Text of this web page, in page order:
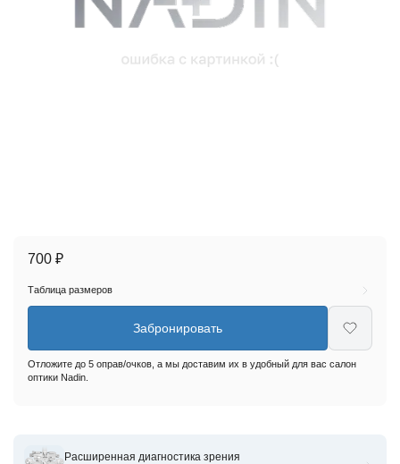
700 ₽
Таблица размеров
Забронировать
Отложите до 5 оправ/очков, а мы доставим их в удобный для вас салон
оптики Nadin.
Расширенная диагностика зрения